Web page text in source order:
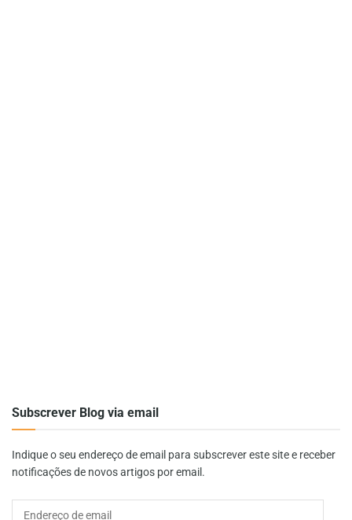
Subscrever Blog via email
Indique o seu endereço de email para subscrever este site e receber
notificações de novos artigos por email.
Endereço